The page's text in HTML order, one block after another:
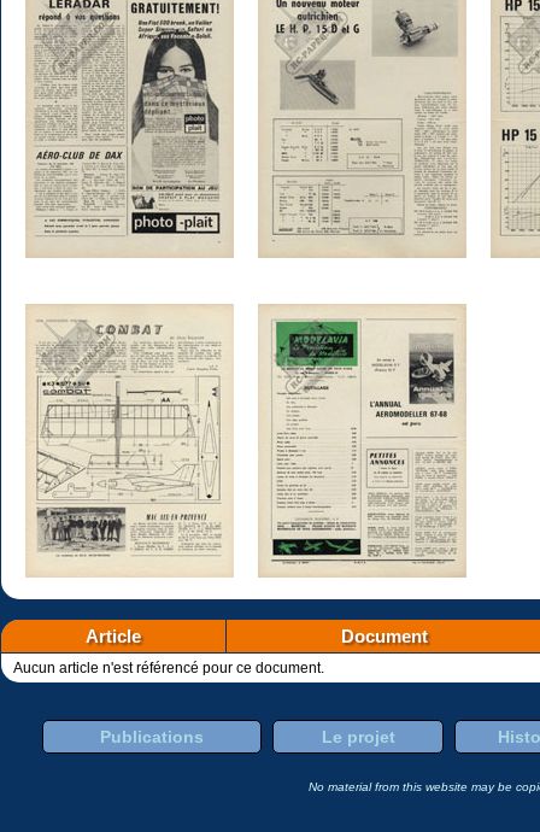
Article Document
Aucun article n'est référencé pour ce document.
Publications Le projet
No material from this website may be